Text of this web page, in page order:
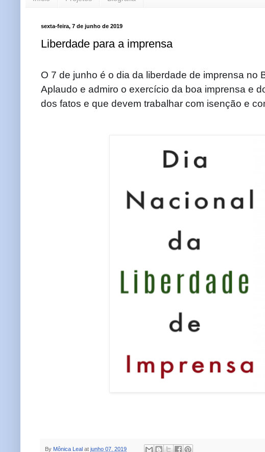
sexta-feira, 7 de junho de 2019
Liberdade para a imprensa
O 7 de junho é o dia da liberdade de imprensa no
Aplaudo e admiro o exercício da boa imprensa e
dos fatos e que devem trabalhar com isenção e
By Mônica Leal at junho 07, 2019